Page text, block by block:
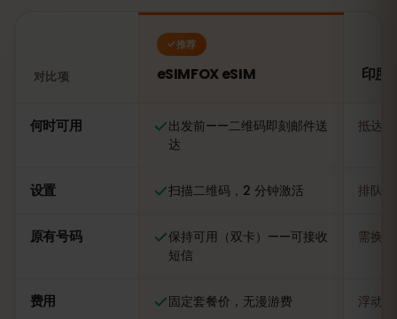
对比项
推荐
eSIMFOX eSIM 印度
何时可用
出发前——二维码即刻邮件送
达
抵达
设置 扫描二维码，2 分钟激活 排队
原有号码
保持可用（双卡）——可接收
短信
需换
费用 固定套餐价，无漫游费 浮动